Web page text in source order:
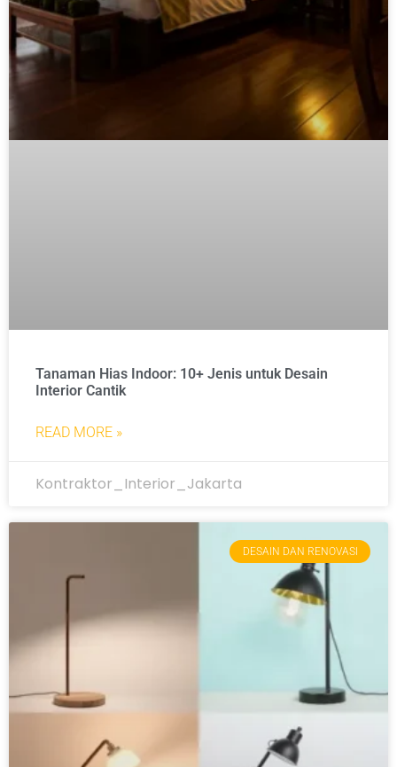
Tanaman Hias Indoor: 10+ Jenis untuk Desain
Interior Cantik
READ MORE »
Kontraktor_Interior_Jakarta
DESAIN DAN RENOVASI